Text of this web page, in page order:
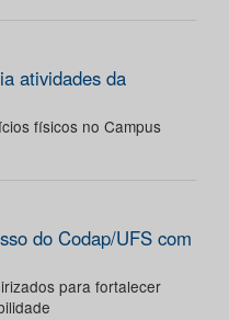
atividades da
físicos no Campus
do Codap/UFS com
para fortalecer